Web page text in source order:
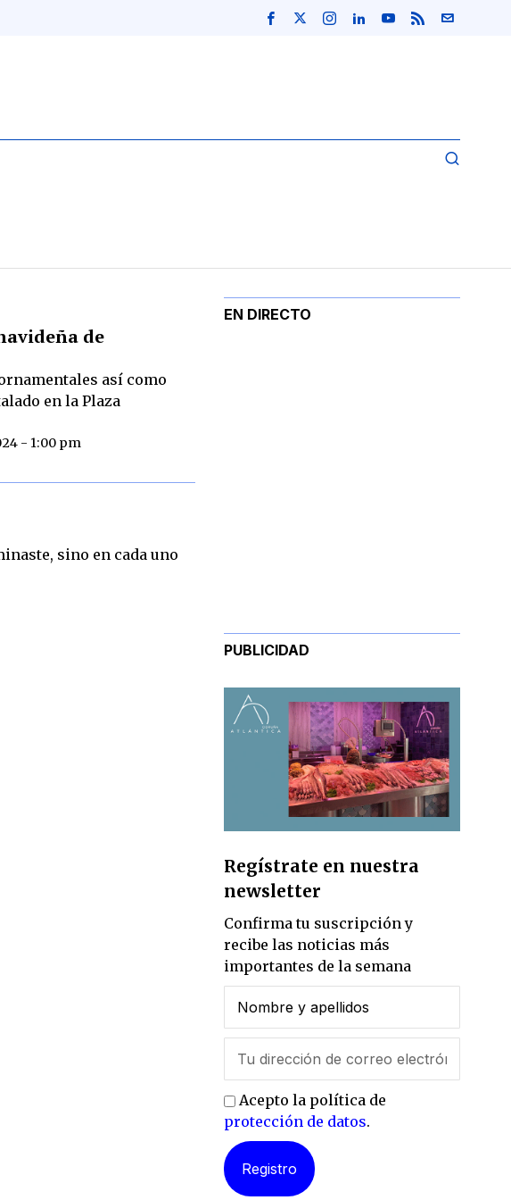
de
así como
en la Plaza
- 1:00 pm
sino en cada uno
EN DIRECTO
PUBLICIDAD
Regístrate en nuestra
newsletter
Confirma tu suscripción y
recibe las noticias más
importantes de la semana
Acepto la política de
protección de datos.